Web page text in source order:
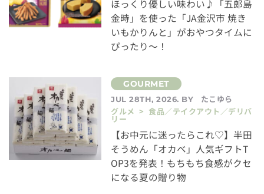
ほっくり優しい味わい♪「五郎島
金時」を使った「JA金沢市 焼き
いもかりんと」がおやつタイムに
ぴったり～！
JUL 28TH, 2026. BY
たこゆら
グルメ > 食品／テイクアウト／デリバ
リー
【お中元に迷ったらこれ♡】半田
そうめん「オカベ」人気ギフトT
OP3を発表！もちもち食感がクセ
になる夏の贈り物